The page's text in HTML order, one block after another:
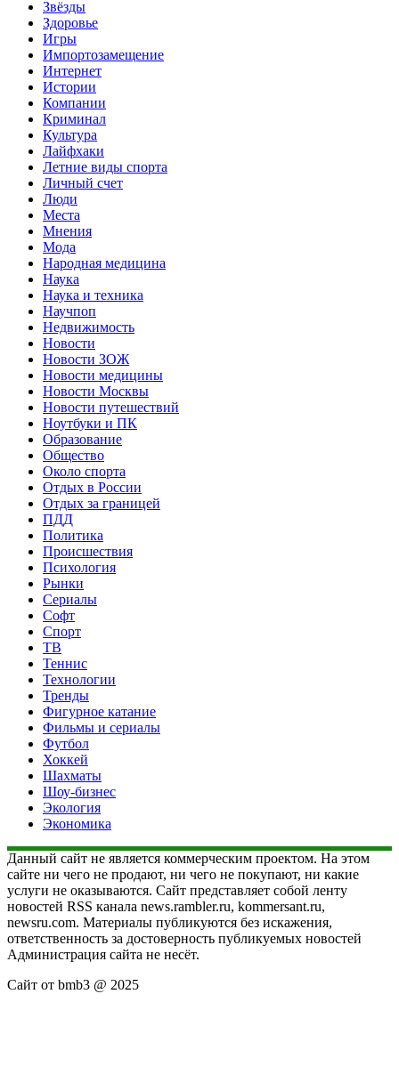
Звёзды
Здоровье
Игры
Импортозамещение
Интернет
Истории
Компании
Криминал
Культура
Лайфхаки
Летние виды спорта
Личный счет
Люди
Места
Мнения
Мода
Народная медицина
Наука
Наука и техника
Научпоп
Недвижимость
Новости
Новости ЗОЖ
Новости медицины
Новости Москвы
Новости путешествий
Ноутбуки и ПК
Образование
Общество
Около спорта
Отдых в России
Отдых за границей
ПДД
Политика
Происшествия
Психология
Рынки
Сериалы
Софт
Спорт
ТВ
Теннис
Технологии
Тренды
Фигурное катание
Фильмы и сериалы
Футбол
Хоккей
Шахматы
Шоу-бизнес
Экология
Экономика
Данный сайт не является коммерческим проектом. На этом
сайте ни чего не продают, ни чего не покупают, ни какие
услуги не оказываются. Сайт представляет собой ленту
новостей RSS канала news.rambler.ru, kommersant.ru,
newsru.com. Материалы публикуются без искажения,
ответственность за достоверность публикуемых новостей
Администрация сайта не несёт.
Сайт от bmb3 @ 2025